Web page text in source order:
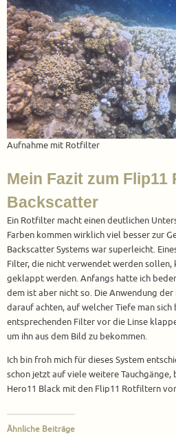
Aufnahme mit Rotfilter
Mein Fazit zum
Backscatter
Ein Rotfilter macht einen deutlichen
Farben kommen wirklich viel besser zur
Backscatter Systems war superleicht.
Filter, die nicht verwendet werden
geklappt werden. Anfangs hatte ich
dem ist aber nicht so. Die Anwendung
darauf achten, auf welcher Tiefe man
entsprechenden Filter vor die Linse
um ihn aus dem Bild zu bekommen.
Ich bin froh mich für dieses System
schon jetzt auf viele weitere Tauchgänge,
Hero11 Black mit den Flip11 Rotfiltern
Ähnliche Beiträge